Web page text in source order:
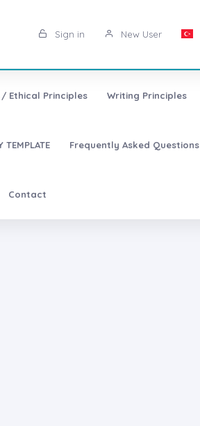
Sign in New User
Ethical Principles Writing Principles
TEMPLATE Frequently Asked Questions
Contact